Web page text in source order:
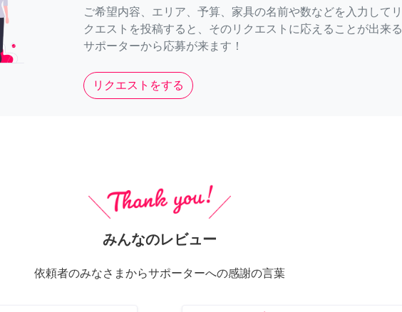
ご希望内容、エリア、予算、家具の名前や数などを入力してリ
クエストを投稿すると、そのリクエストに応えることが出来る
サポーターから応募が来ます！
リクエストをする
みんなのレビュー
依頼者のみなさまからサポーターへの感謝の言葉